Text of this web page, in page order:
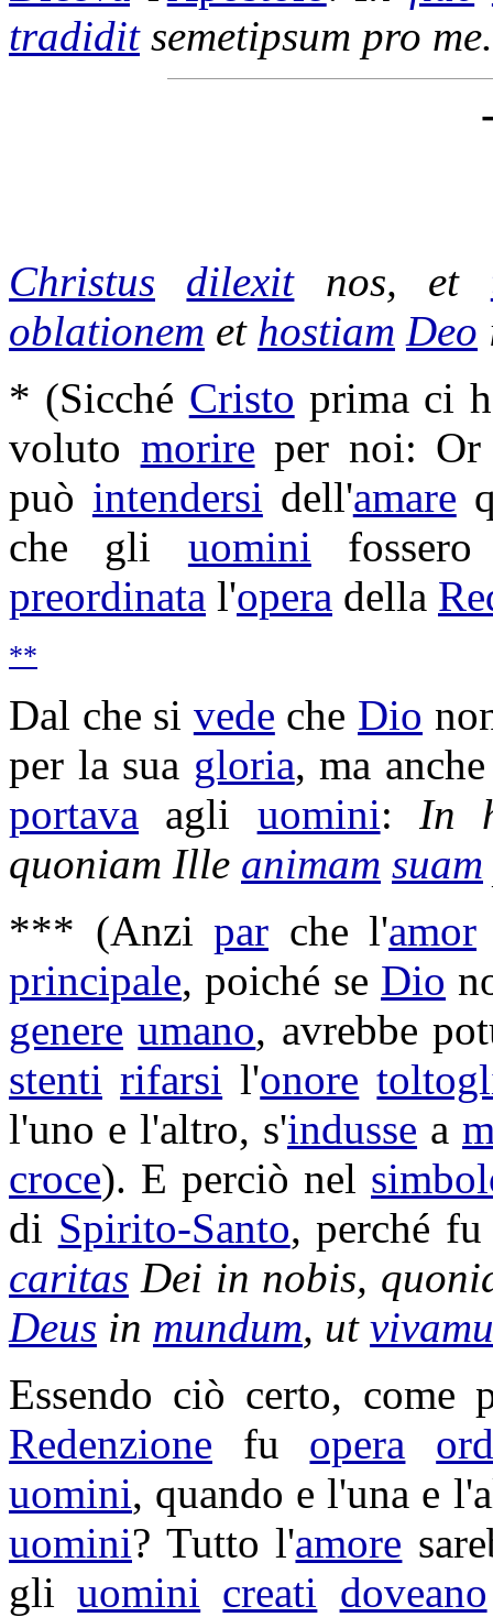
tradiditsemetipsum pro
Christus dilexitnos, et
oblationem et hostiam Deo
* (Sicché Cristo prima ci
voluto morire per noi: Or
può intendersi dell'amare
che gli uomini
preordinata l'opera della
**
Dal che si vede che Dio
per la sua gloria, ma
portava agli uomini: In
quoniam Ille animam suam
*** (Anzipar che l'amor
principale, poiché se Dio
genere umano, avrebbe
stenti rifarsi l'onore
l'uno e l'altro, s'indusse a
croce). E perciò nel
di Spirito-Santo, perché
caritas Dei in nobis,
Deus in mundum, ut
Essendo ciò certo, come
Redenzione fu opera
uomini, quando e l'una e
uomini? Tutto l'amore
gliuomini creati doveano